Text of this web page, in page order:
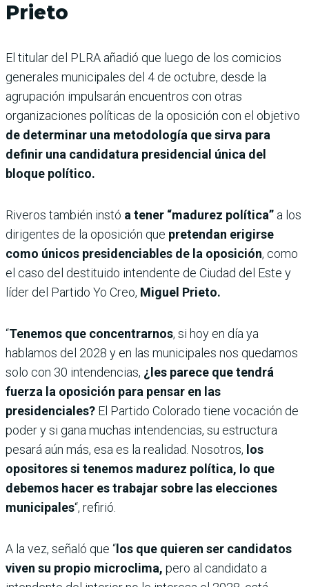
Prieto
El titular del PLRA añadió que luego de los comicios
generales municipales del 4 de octubre, desde la
agrupación impulsarán encuentros con otras
organizaciones políticas de la oposición con el objetivo
de determinar una metodología que sirva para
definir una candidatura presidencial única del
bloque político.
Riveros también instó a tener “madurez política” a los
dirigentes de la oposición que pretendan erigirse
como únicos presidenciables de la oposición, como
el caso del destituido intendente de Ciudad del Este y
líder del Partido Yo Creo, Miguel Prieto.
“Tenemos que concentrarnos, si hoy en día ya
hablamos del 2028 y en las municipales nos quedamos
solo con 30 intendencias, ¿les parece que tendrá
fuerza la oposición para pensar en las
presidenciales? El Partido Colorado tiene vocación de
poder y si gana muchas intendencias, su estructura
pesará aún más, esa es la realidad. Nosotros, los
opositores si tenemos madurez política, lo que
debemos hacer es trabajar sobre las elecciones
municipales“, refirió.
A la vez, señaló que “ los que quieren ser candidatos
viven su propio microclima, pero al candidato a